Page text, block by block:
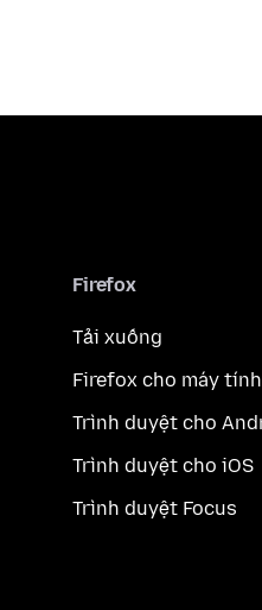
Firefox
Tải xuống
Firefox cho máy
Trình duyệt cho
Trình duyệt cho iOS
Trình duyệt Focus